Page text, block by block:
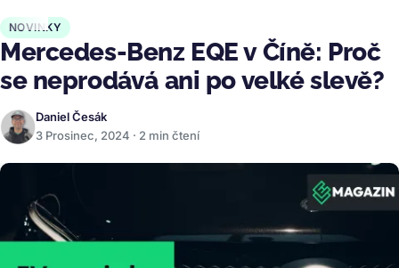
NOVINKY
Mercedes-Benz EQE v Číně: Proč
se neprodává ani po velké slevě?
Daniel Česák
3 Prosinec, 2024 · 2 min čtení